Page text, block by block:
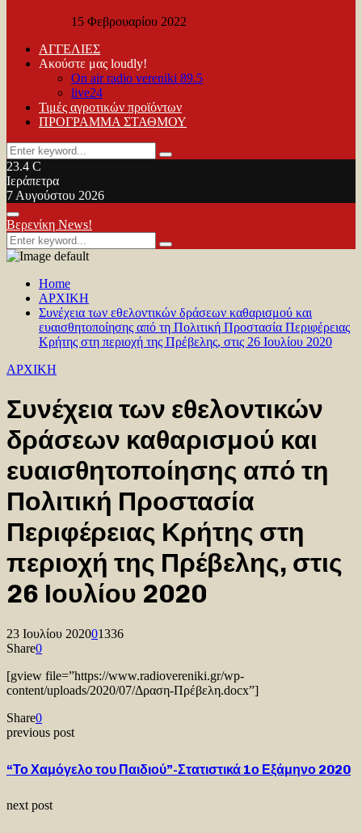
15 Φεβρουαρίου 2022
ΑΓΓΕΛΙΕΣ
Ακούστε μας loudly!
On air radio vereniki 89.5
live24
Τιμές αγροτικών προϊόντων
ΠΡΟΓΡΑΜΜΑ ΣΤΑΘΜΟΥ
Search
for:
Search
23.4 C
Ιεράπετρα
7 Αυγούστου 2026
Facebook
Twitter
Youtube
Primary
Menu
Βερενίκη News!
Search
for:
Search
Home
ΑΡΧΙΚΗ
Συνέχεια των εθελοντικών δράσεων καθαρισμού και
ευαισθητοποίησης από τη Πολιτική Προστασία Περιφέρειας
Κρήτης στη περιοχή της Πρέβελης, στις 26 Ιουλίου 2020
ΑΡΧΙΚΗ
Συνέχεια των εθελοντικών
δράσεων καθαρισμού και
ευαισθητοποίησης από τη
Πολιτική Προστασία
Περιφέρειας Κρήτης στη
περιοχή της Πρέβελης, στις
26 Ιουλίου 2020
23 Ιουλίου 202001336
Share0
[gview file=”https://www.radiovereniki.gr/wp-
content/uploads/2020/07/Δραση-Πρέβελη.docx”]
Share0
previous post
“Το Χαμόγελο του Παιδιού”-Στατιστικά 1ο Εξάμηνο 2020
next post